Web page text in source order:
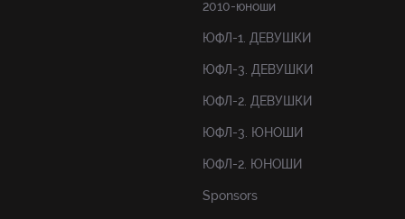
2010-юноши
ЮФЛ-1. ДЕВУШКИ
ЮФЛ-3. ДЕВУШКИ
ЮФЛ-2. ДЕВУШКИ
ЮФЛ-3. ЮНОШИ
ЮФЛ-2. ЮНОШИ
Sponsors